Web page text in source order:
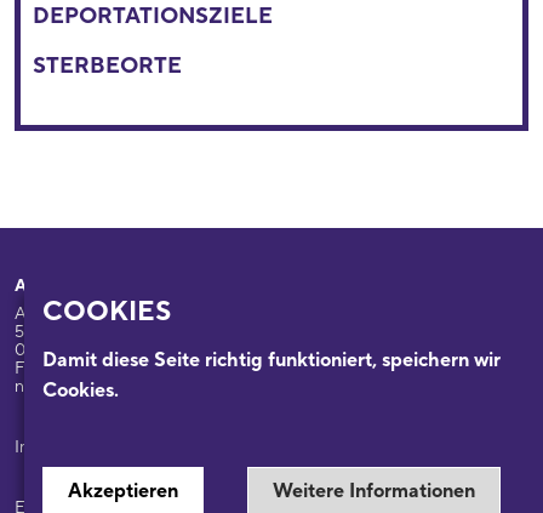
COOKIES
Damit diese Seite richtig funktioniert, speichern wir
Cookies.
Akzeptieren Weitere Informationen
DEPORTATIONSZIELE
STERBEORTE
Adresse
Appellhofplatz 23-25
50667 Köln
0221/221-26332
Führungen: 0221/2212-6331
nsdok@stadt-koeln.de
Impressum / Datenschutz
Ein Museum der
Programm